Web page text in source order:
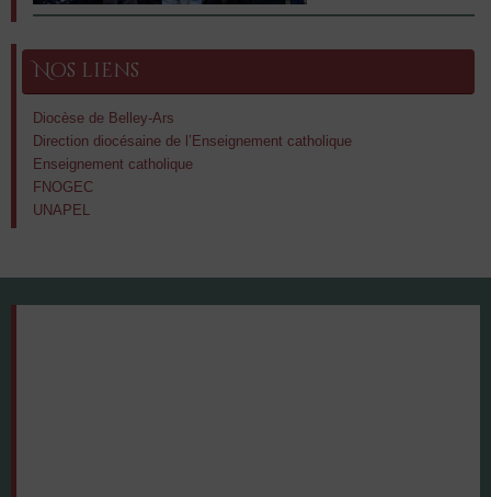
Nos liens
Diocèse de Belley-Ars
Direction diocésaine de l’Enseignement catholique
Enseignement catholique
FNOGEC
UNAPEL